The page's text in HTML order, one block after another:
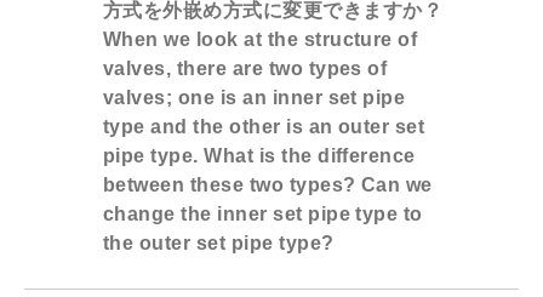
方式を外嵌め方式に変更できますか？
When we look at the structure of
valves, there are two types of
valves; one is an inner set pipe
type and the other is an outer set
pipe type. What is the difference
between these two types? Can we
change the inner set pipe type to
the outer set pipe type?